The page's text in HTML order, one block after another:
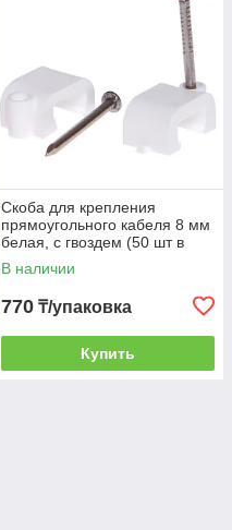
Скоба для крепления
прямоугольного кабеля 8 мм
белая, с гвоздем (50 шт в
зип-локе) STARFIX
В наличии
770 ₸/упаковка
Купить